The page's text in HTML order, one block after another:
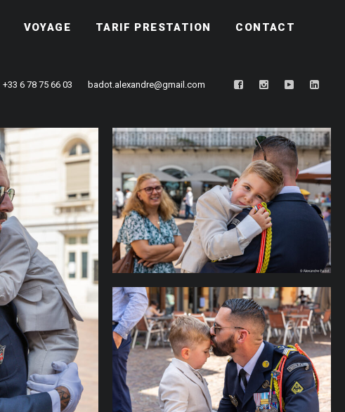
VOYAGE TARIF PRESTATION CONTACT
badot.alexandre@gmail.com
+33 6 78 75 66 03